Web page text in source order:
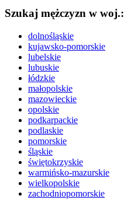
Szukaj mężczyzn w woj.:
dolnośląskie
kujawsko-pomorskie
lubelskie
lubuskie
łódzkie
małopolskie
mazowieckie
opolskie
podkarpackie
podlaskie
pomorskie
śląskie
świętokrzyskie
warmińsko-mazurskie
wielkopolskie
zachodniopomorskie